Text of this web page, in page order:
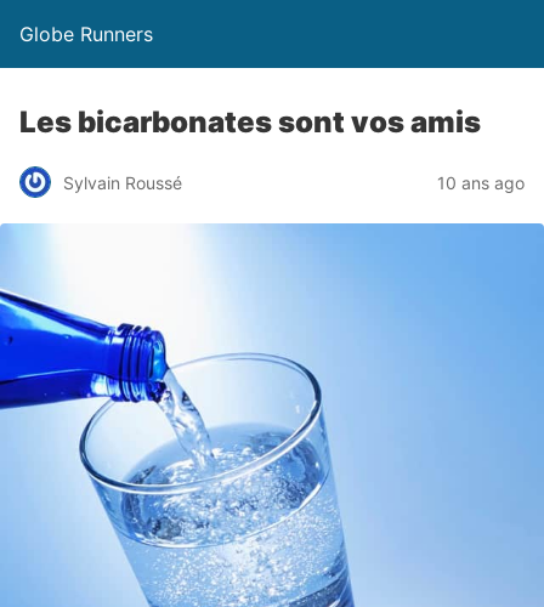
Globe Runners
Les bicarbonates sont vos amis
Sylvain Roussé 10 ans ago